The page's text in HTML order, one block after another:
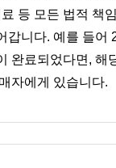
등 모든 법적 책
갑니다. 예를 들어
완료되었다면, 해
자에게 있습니다.